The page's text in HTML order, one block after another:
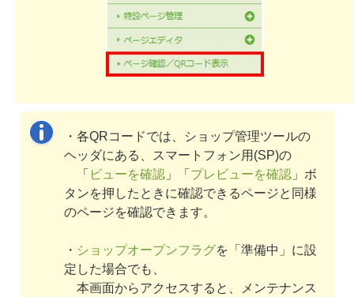
・各QRコードでは、ショップ管理ツールの
ヘッダにある、スマートフォン用(SP)の
「 ビューを確認 」「 プレビューを確認 」ボ
タンを押したときに確認できるページと同様
のページを確認できます。
・ ショップオープンフラグを「準備中」に設
定した場合でも、
本画面からアクセスすると、メンテナンス